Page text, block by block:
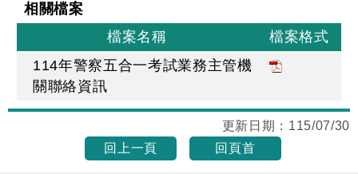
相關檔案
檔案名稱
檔案格式
114年警察五合一考試業務主管機
關聯絡資訊
更新日期： 115/07/30
回上一頁
回頁首